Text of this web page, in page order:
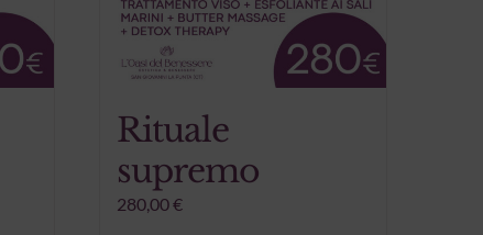
Rituale
supremo
280,00€